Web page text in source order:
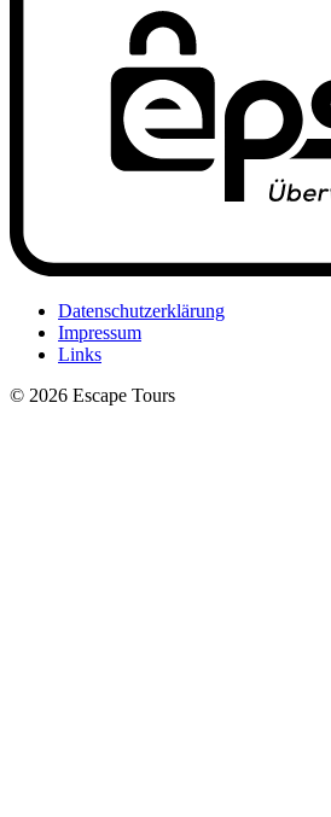
Datenschutzerklärung
Impressum
Links
© 2026 Escape Tours